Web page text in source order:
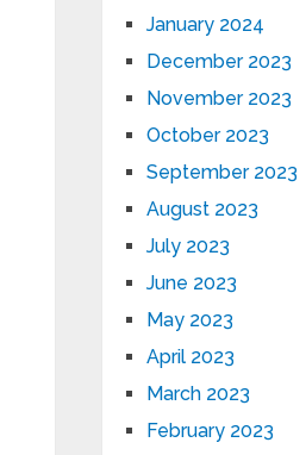
January 2024
December 2023
November 2023
October 2023
September 2023
August 2023
July 2023
June 2023
May 2023
April 2023
March 2023
February 2023